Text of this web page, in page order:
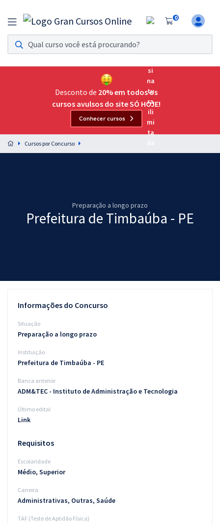
0
Assinatura Ilimitada 11
Acesso a todos os cursos. Teste grátis por 7 dias!
Assinatura OAB Até Passar
Acesso ilimitado a toda preparação para o Exame da
Preparação completa e intensiva para as principais
residências em saúde do Brasil
Questões grátis
Blog
Aprovados
Atendimento
Desconto de 20% em todos os
cursos avulsos do site SÓ HOJE!
Conhecer cursos
Cursos por Concurso
Preparação a longo prazo
Prefeitura de Timbaúba - PE
Informações do Concurso
Situação
Preparação a longo prazo
Instituição
Prefeitura de Timbaúba - PE
Banca anterior
ADM&TEC - Instituto de Administração e Tecnologia
Último edital
Link
Requisitos
Escolaridade
Médio, Superior
Carreira
Administrativas, Outras, Saúde
TAF (Teste de Aptidão Física)